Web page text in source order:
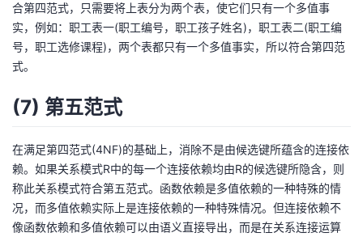
合第四范式，只需要将上表分为两个表，使它们只有一个多值事
实，例如：职工表一(职工编号，职工孩子姓名)，职工表二(职工编
号，职工选修课程)，两个表都只有一个多值事实，所以符合第四范
式。
(7) 第五范式
在满足第四范式(4NF)的基础上，消除不是由候选键所蕴含的连接依
赖。如果关系模式R中的每一个连接依赖均由R的候选键所隐含，则
称此关系模式符合第五范式。函数依赖是多值依赖的一种特殊的情
况，而多值依赖实际上是连接依赖的一种特殊情况。但连接依赖不
像函数依赖和多值依赖可以由语义直接导出，而是在关系连接运算